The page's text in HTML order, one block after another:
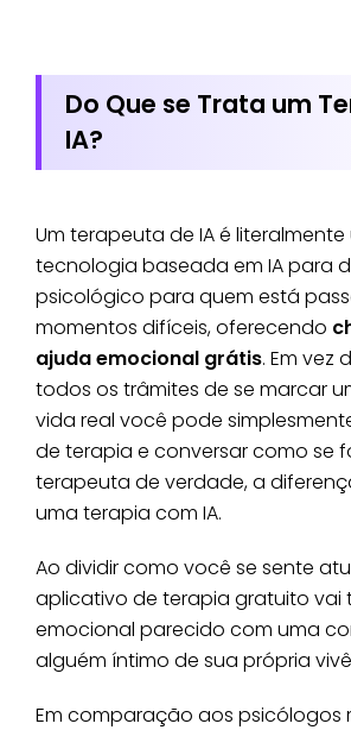
Do Que se Trata um
IA?
Um terapeuta de IA é literalmente
tecnologia baseada em IA para
psicológico para quem está
momentos difíceis, oferecendo
ajuda emocional grátis. Em vez
todos os trâmites de se marcar
vida real você pode
de terapia e conversar como se
terapeuta de verdade, a
uma terapia com IA.
Ao dividir como você se sente
aplicativo de terapia gratuito vai
emocional parecido com uma
alguém íntimo de sua própria
Em comparação aos psicólogos